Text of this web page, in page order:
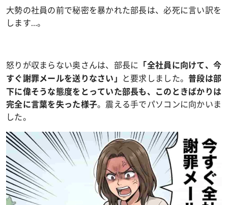
大勢の社員の前で秘密を暴かれた部長は、必死に言い訳を
します…。
怒りが収まらない奥さんは、部長に 「全社員に向けて、今
すぐ謝罪メールを送りなさい」
と要求しました。普段は部
下に偉そうな態度をとっていた部長も、このときばかりは
完全に言葉を失った様子。震える手でパソコンに向かいま
した。